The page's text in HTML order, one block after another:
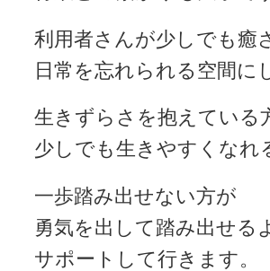
利用者さんが少しでも癒
日常を忘れられる空間に
生きずらさを抱えている
少しでも生きやすくな
一歩踏み出せない方が
勇気を出して踏み出せる
サポートして行きます。